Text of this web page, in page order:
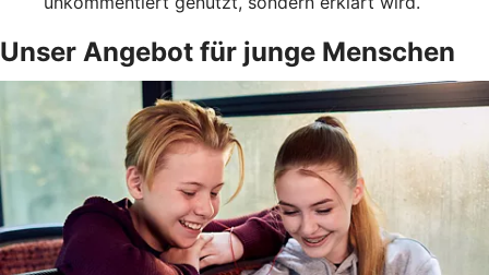
Unser Angebot für junge Menschen